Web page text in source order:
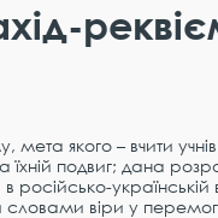
якого – вчити учнів
їхній подвиг; дана
російсько-українській
віри у